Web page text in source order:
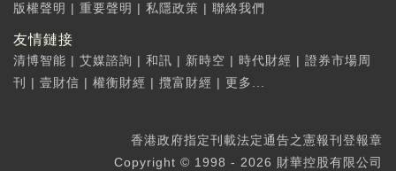
版權聲明 | 重要聲明 | 私隱政策 | 聯絡我們
友情鏈接
清博智能 | 艾媒諮詢 | 和訊 | 新時空 | 時代財經 | 證券市場周
刊
| 壹財信 | 權衡財經 | 攬富財經 | 更多...
香港政府指定刊載法定通告之憲報刊登報章
Copyright © 1998 - 2026 財華控股有限公司